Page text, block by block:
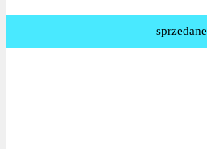
sprzedane